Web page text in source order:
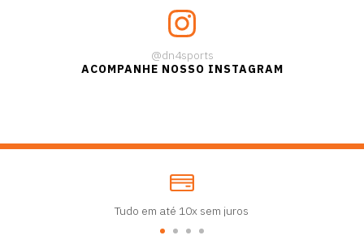
@dn4sports
ACOMPANHE NOSSO INSTAGRAM
Tudo em até 10x sem juros